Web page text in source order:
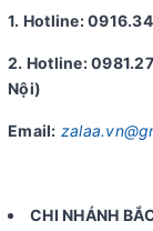
1. Hotline:
2. Hotline:
Nội)
Email:
CHI NHÁNH